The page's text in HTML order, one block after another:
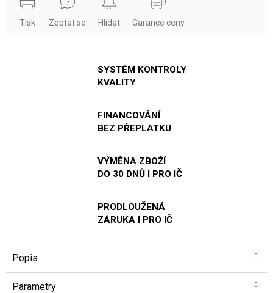
Tisk Zeptat se Hlídat Garance ceny
SYSTÉM KONTROLY
KVALITY
FINANCOVÁNÍ
BEZ PŘEPLATKU
VÝMĚNA ZBOŽÍ
DO 30 DNŮ I PRO IČ
PRODLOUŽENÁ
ZÁRUKA I PRO IČ
Popis
Parametry